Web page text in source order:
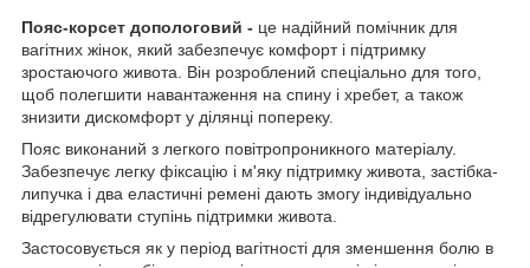
Пояс-корсет допологовий - це надійний помічник для
вагітних жінок, який забезпечує комфорт і підтримку
зростаючого живота. Він розроблений спеціально для того,
щоб полегшити навантаження на спину і хребет, а також
знизити дискомфорт у ділянці попереку.
Пояс виконаний з легкого повітропроникного матеріалу.
Забезпечує легку фіксацію і м'яку підтримку живота, застібка-
липучка і два еластичні ремені дають змогу індивідуально
відрегулювати ступінь підтримки живота.
Застосовується як у період вагітності для зменшення болю в